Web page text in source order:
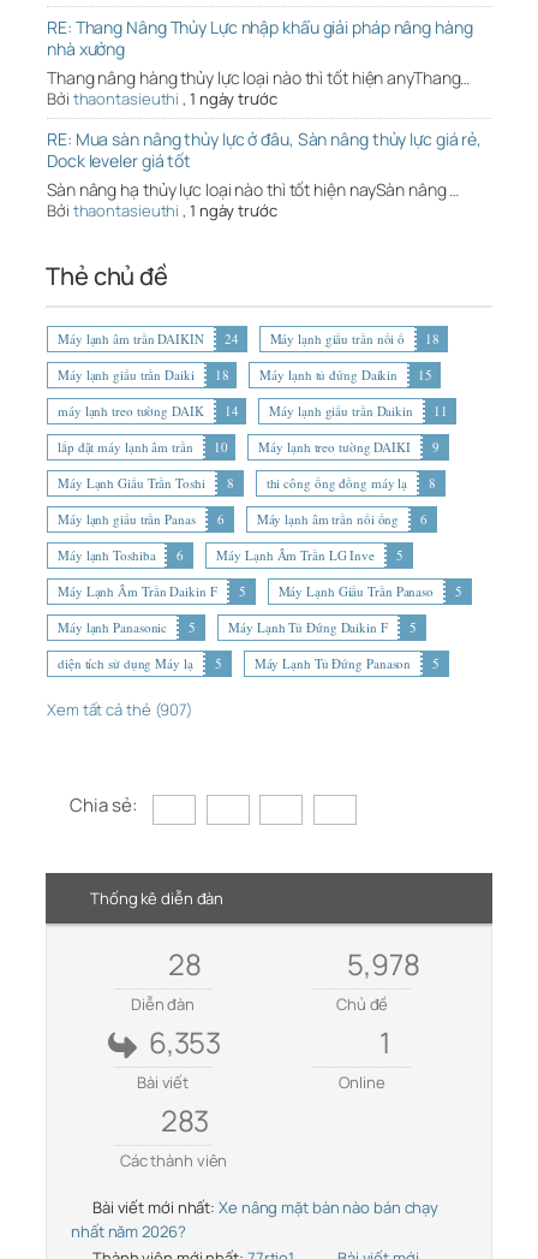
RE: Thang Nâng Thủy Lực nhập khẩu giải pháp nâng hàng
nhà xưởng
Thang nâng hàng thủy lực loại nào thì tốt hiện anyThang…
Bởi thaontasieuthi , 1 ngày trước
RE: Mua sàn nâng thủy lực ở đâu, Sàn nâng thủy lực giá rẻ,
Dock leveler giá tốt
Sàn nâng hạ thủy lực loại nào thì tốt hiện naySàn nâng …
Bởi thaontasieuthi , 1 ngày trước
Thẻ chủ đề
Máy lạnh âm trần DAIKIN 24 Máy lạnh giấu trần nối ố
18
Máy lạnh giấu trần Daiki
18 Máy lạnh tủ đứng Daikin
15
máy lạnh treo tường DAIK
14 Máy lạnh giấu trần Daikin
11
lắp đặt máy lạnh âm trần
10 Máy lạnh treo tường DAIKI
9
Máy Lạnh Giấu Trần Toshi
8 thi công ống đồng máy lạ
8
Máy lạnh giấu trần Panas
6 Máy lạnh âm trần nối ống
6
Máy lạnh Toshiba
6 Máy Lạnh Âm Trần LG Inve
5
Máy Lạnh Âm Trần Daikin F
5 Máy Lạnh Giấu Trần Panaso
5
Máy lạnh Panasonic
5 Máy Lạnh Tủ Đứng Daikin F
5
diện tích sử dụng Máy lạ
5 Máy Lạnh Tủ Đứng Panason 5
Xem tất cả thẻ (907)
Chia sẻ:
Thống kê diễn đàn
28
Diễn đàn
5,978
Chủ đề
6,353
Bài viết
1
Online
283
Các thành viên
Bài viết mới nhất: Xe nâng mặt bàn nào bán chạy
nhất năm 2026?